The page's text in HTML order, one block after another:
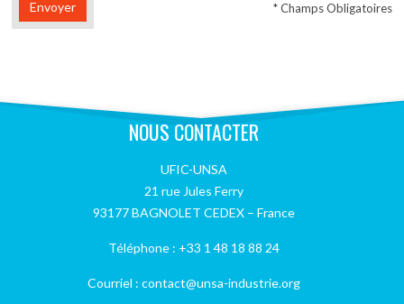
* Champs Obligatoires
NOUS CONTACTER
UFIC-UNSA
21 rue Jules Ferry
93177 BAGNOLET CEDEX – France
Téléphone : +33 1 48 18 88 24
Courriel : contact@unsa-industrie.org